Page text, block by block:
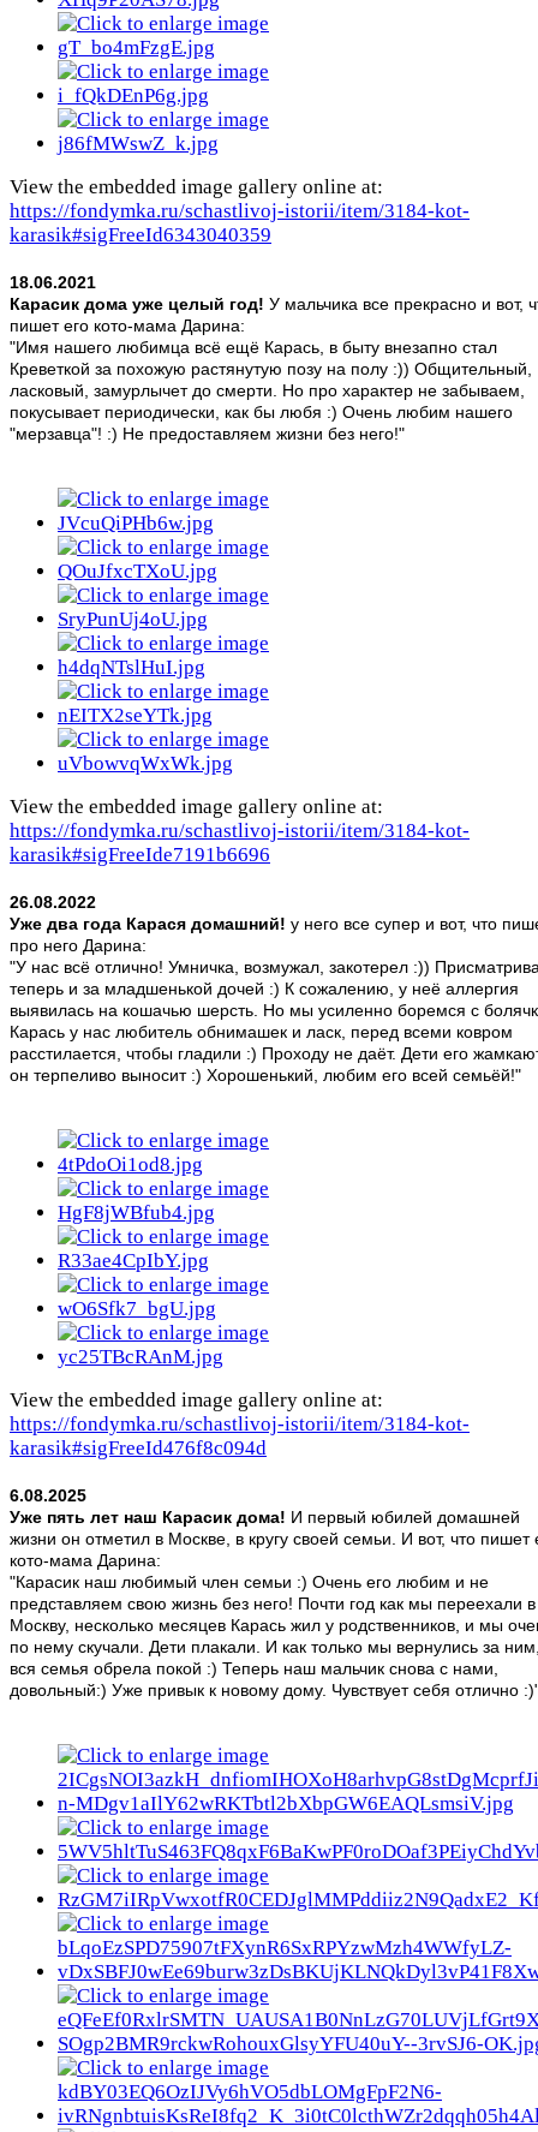
View the embedded image gallery online at:
https://fondymka.ru/schastlivoj-istorii/item/3184-kot-
karasik#sigFreeId6343040359
18.06.2021
Карасик дома уже целый год! У мальчика все прекрасно и вот,
пишет его кото-мама Дарина:
"Имя нашего любимца всё ещё Карась, в быту внезапно стал
Креветкой за похожую растянутую позу на полу :)) Общительный,
ласковый, замурлычет до смерти. Но про характер не забываем,
покусывает периодически, как бы любя :) Очень любим нашего
"мерзавца"! :) Не предоставляем жизни без него!"
View the embedded image gallery online at:
https://fondymka.ru/schastlivoj-istorii/item/3184-kot-
karasik#sigFreeIde7191b6696
26.08.2022
Уже два года Карася домашний! у него все супер и вот, что
про него Дарина:
"У нас всё отлично! Умничка, возмужал, закотерел :))
теперь и за младшенькой дочей :) К сожалению, у неё аллергия
выявилась на кошачью шерсть. Но мы усиленно боремся с
Карась у нас любитель обнимашек и ласк, перед всеми ковром
расстилается, чтобы гладили :) Проходу не даёт. Дети его
он терпеливо выносит :) Хорошенький, любим его всей семьёй!"
View the embedded image gallery online at:
https://fondymka.ru/schastlivoj-istorii/item/3184-kot-
karasik#sigFreeId476f8c094d
6.08.2025
Уже пять лет наш Карасик дома! И первый юбилей домашней
жизни он отметил в Москве, в кругу своей семьи. И вот, что пишет
кото-мама Дарина:
"Карасик наш любимый член семьи :) Очень его любим и не
представляем свою жизнь без него! Почти год как мы переехали в
Москву, несколько месяцев Карась жил у родственников, и мы
по нему скучали. Дети плакали. И как только мы вернулись за
вся семья обрела покой :) Теперь наш мальчик снова с нами,
довольный:) Уже привык к новому дому. Чувствует себя отлично